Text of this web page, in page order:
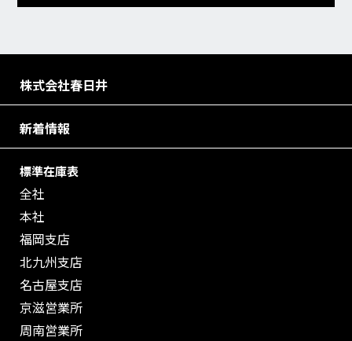
株式会社春日井
新着情報
標準在庫表
全社
本社
福岡支店
北九州支店
名古屋支店
京滋営業所
周南営業所